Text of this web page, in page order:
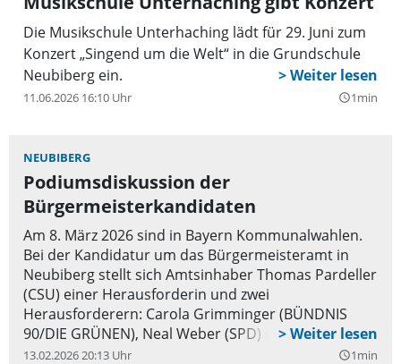
Die Musikschule Unterhaching lädt für 29. Juni zum
Konzert „Singend um die Welt“ in die Grundschule
Neubiberg ein.
11.06.2026 16:10 Uhr query_builder1min
NEUBIBERG
Podiumsdiskussion der
Bürgermeisterkandidaten
Am 8. März 2026 sind in Bayern Kommunalwahlen.
Bei der Kandidatur um das Bürgermeisteramt in
Neubiberg stellt sich Amtsinhaber Thomas Pardeller
(CSU) einer Herausforderin und zwei
Herausforderern: Carola Grimminger (BÜNDNIS
90/DIE GRÜNEN), Neal Weber (SPD) und Michael
Weigle (FDP).
13.02.2026 20:13 Uhr query_builder1min